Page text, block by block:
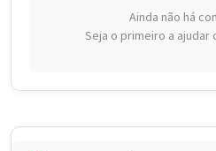
Ainda não há
Seja o primeiro a